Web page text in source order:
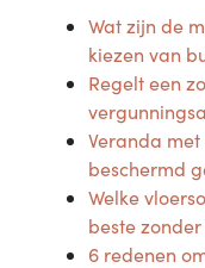
Wat zijn de
kiezen van
Regelt een
Veranda
beschermd
Welke
beste
6 redenen